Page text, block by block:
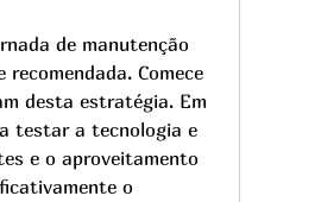
de manutenção
Comece
desta estratégia. Em
testar a tecnologia e
e o aproveitamento
o